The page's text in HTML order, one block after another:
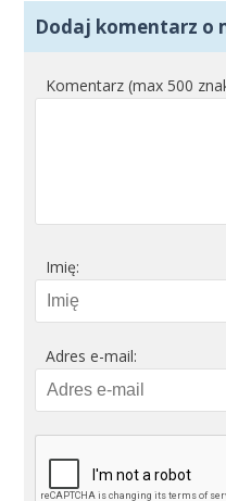
Dodaj komentarz o
Komentarz (max 500
Imię:
Adres e-mail: